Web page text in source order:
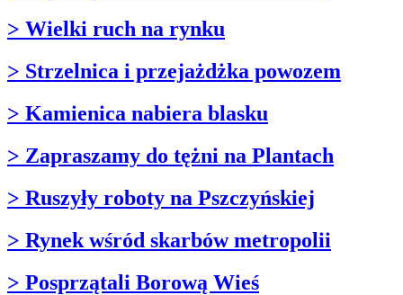
> Wielki ruch na rynku
> Strzelnica i przejażdżka powozem
> Kamienica nabiera blasku
> Zapraszamy do tężni na Plantach
> Ruszyły roboty na Pszczyńskiej
> Rynek wśród skarbów metropolii
> Posprzątali Borową Wieś